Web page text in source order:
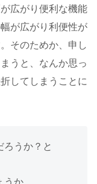
広がり便利な機能
が広がり利便性が
そのためか、申し
うと、なんか思っ
してしまうことに
ろうか？と
うか